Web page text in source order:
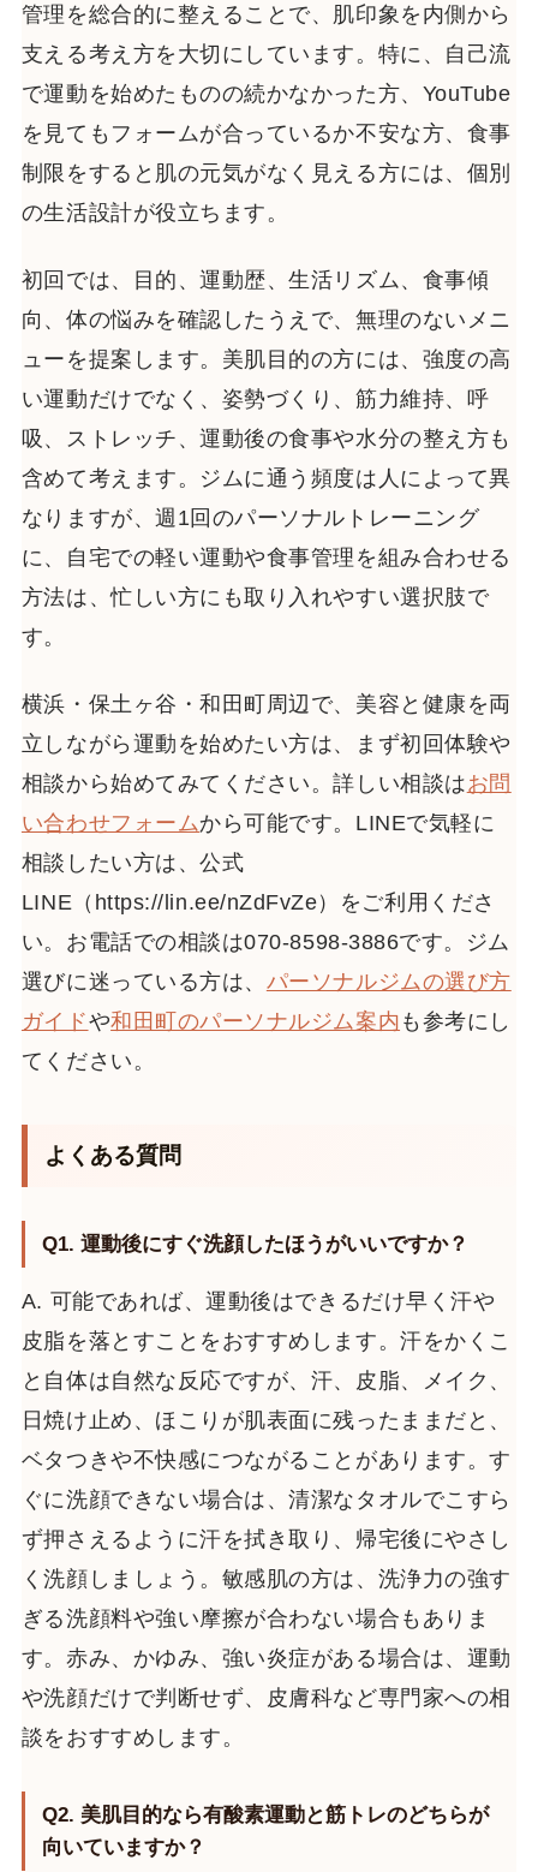
管理を総合的に整えることで、肌印象を内側から
支える考え方を大切にしています。特に、自己流
で運動を始めたものの続かなかった方、YouTube
を見てもフォームが合っているか不安な方、食事
制限をすると肌の元気がなく見える方には、個別
の生活設計が役立ちます。
初回では、目的、運動歴、生活リズム、食事傾
向、体の悩みを確認したうえで、無理のないメニ
ューを提案します。美肌目的の方には、強度の高
い運動だけでなく、姿勢づくり、筋力維持、呼
吸、ストレッチ、運動後の食事や水分の整え方も
含めて考えます。ジムに通う頻度は人によって異
なりますが、週1回のパーソナルトレーニング
に、自宅での軽い運動や食事管理を組み合わせる
方法は、忙しい方にも取り入れやすい選択肢で
す。
横浜・保土ヶ谷・和田町周辺で、美容と健康を両
立しながら運動を始めたい方は、まず初回体験や
相談から始めてみてください。詳しい相談はお問
い合わせフォームから可能です。LINEで気軽に
相談したい方は、公式
LINE（https://lin.ee/nZdFvZe）をご利用くださ
い。お電話での相談は070-8598-3886です。ジム
選びに迷っている方は、 パーソナルジムの選び方
ガイドや和田町のパーソナルジム案内 も参考にし
てください。
よくある質問
Q1. 運動後にすぐ洗顔したほうがいいですか？
A. 可能であれば、運動後はできるだけ早く汗や
皮脂を落とすことをおすすめします。汗をかくこ
と自体は自然な反応ですが、汗、皮脂、メイク、
日焼け止め、ほこりが肌表面に残ったままだと、
ベタつきや不快感につながることがあります。す
ぐに洗顔できない場合は、清潔なタオルでこすら
ず押さえるように汗を拭き取り、帰宅後にやさし
く洗顔しましょう。敏感肌の方は、洗浄力の強す
ぎる洗顔料や強い摩擦が合わない場合もありま
す。赤み、かゆみ、強い炎症がある場合は、運動
や洗顔だけで判断せず、皮膚科など専門家への相
談をおすすめします。
Q2. 美肌目的なら有酸素運動と筋トレのどちらが
向いていますか？